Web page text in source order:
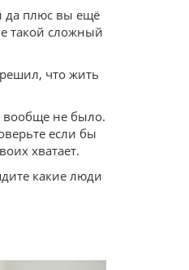
да плюс вы ещё
такой сложный
что жить
вообще не было.
если бы
хватает.
какие люди